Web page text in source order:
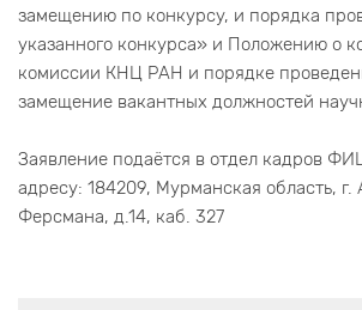
замещению по конкурсу, и порядка
указанного конкурса» и Положению о
комиссии КНЦ РАН и порядке
замещение вакантных должностей
Заявление подаётся в отдел кадров
адресу: 184209, Мурманская область, г.
Ферсмана, д.14, каб. 327